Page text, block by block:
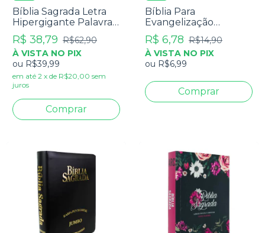
Bíblia Sagrada Letra
Hipergigante Palavra
De Jesus Em
Vermelho Com Harpa
Zíper Preta
R$ 38,79 R$62,90
À VISTA NO PIX
ou R$39,99
em até 2 x de R$20,00 sem
juros
Bíblia Para
Evangelização
Pequena - RC Edição
De Promessas - Capa
Infantil
R$ 6,78 R$14,90
À VISTA NO PIX
ou R$6,99